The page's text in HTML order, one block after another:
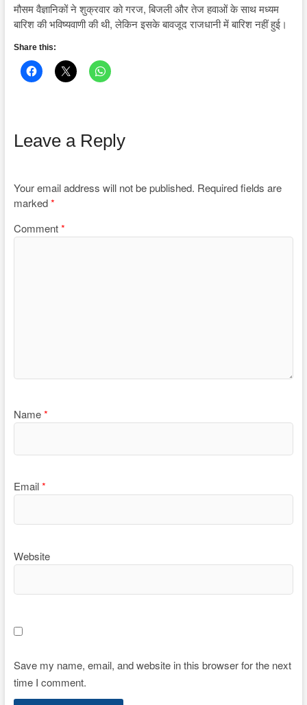
मौसम वैज्ञानिकों ने शुक्रवार को गरज, बिजली और तेज हवाओं के साथ मध्यम
बारिश की भविष्यवाणी की थी, लेकिन इसके बावजूद राजधानी में बारिश नहीं हुई।
Share this:
Leave a Reply
Your email address will not be published. Required fields are
marked*
Comment*
Name*
Email*
Website
Save my name, email, and website in this browser for the next
time I comment.